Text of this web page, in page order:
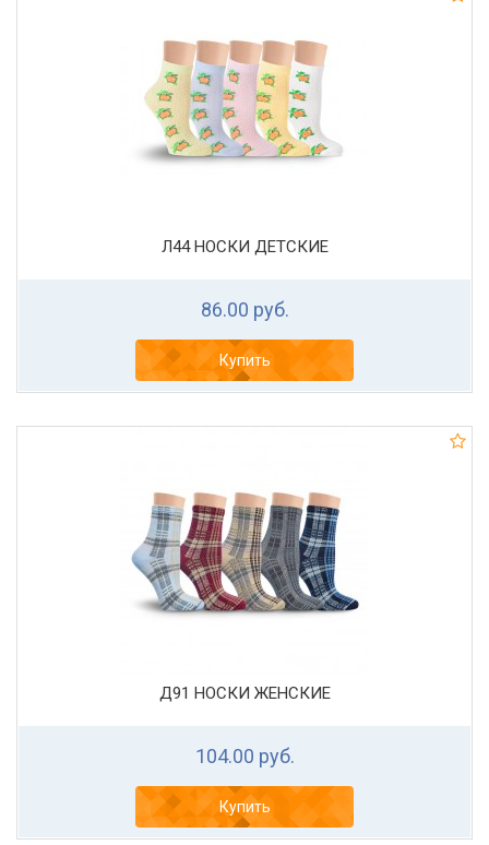
Л44 НОСКИ ДЕТСКИЕ
86.00 руб.
Купить
Д91 НОСКИ ЖЕНСКИЕ
104.00 руб.
Купить